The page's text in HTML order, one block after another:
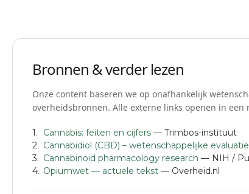
Bronnen & verder lezen
Onze content baseren we op onafhankelijk
overheidsbronnen. Alle externe links openen in een
Cannabis: feiten en cijfers — Trimbos-instituut
Cannabidiol (CBD) – wetenschappelijke evaluatie
Cannabinoid pharmacology research — NIH /
Opiumwet — actuele tekst — Overheid.nl